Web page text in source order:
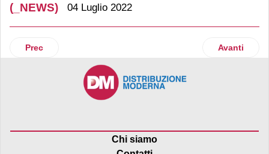
(_NEWS) 04 Luglio 2022
Articolo precedente: Coop Alleanza 3.0: nel 2021 meno
Prec Articolo
Avanti
Chi siamo